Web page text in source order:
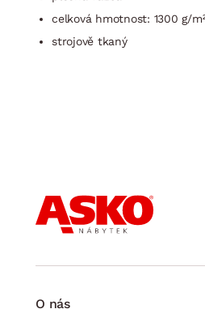
celková hmotnost: 1300 g/
strojově tkaný
O nás